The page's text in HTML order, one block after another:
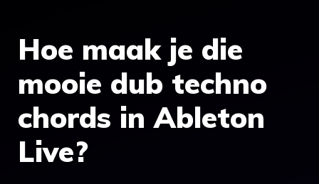
Hoe maak je die
mooie dub techno
chords in Ableton
Live?